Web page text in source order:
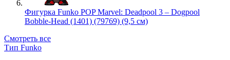
Фигурка Funko POP Marvel: Deadpool 3 – Dogpool
Bobble-Head (1401) (79769) (9,5 см)
Смотреть все
Тип Funko